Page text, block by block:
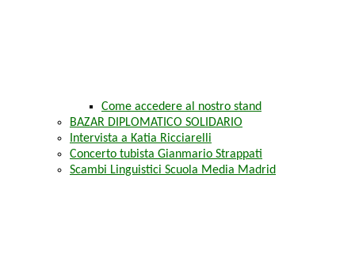
Come accedere al nostro stand
BAZAR DIPLOMATICO SOLIDARIO
Intervista a Katia Ricciarelli
Concerto tubista Gianmario Strappati
Scambi Linguistici Scuola Media Madrid